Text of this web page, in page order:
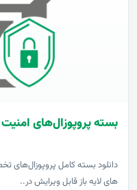
بسته پروپوزال‌های
دانلود بسته کامل پروپوزال‌های
های لایه باز قابل ویرایش در..